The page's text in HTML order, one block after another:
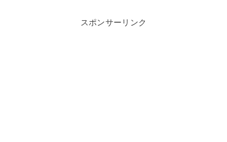
スポンサーリンク